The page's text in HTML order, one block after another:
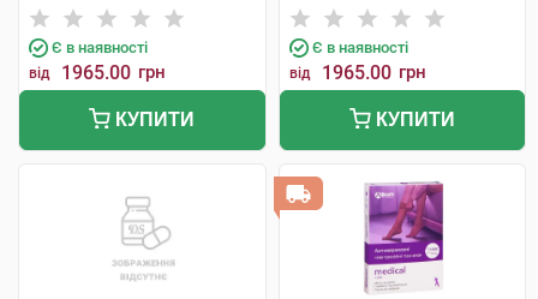
Є в наявності
від 1965.00 грн
КУПИТИ
Є в наявності
від 1965.00 грн
КУПИТИ